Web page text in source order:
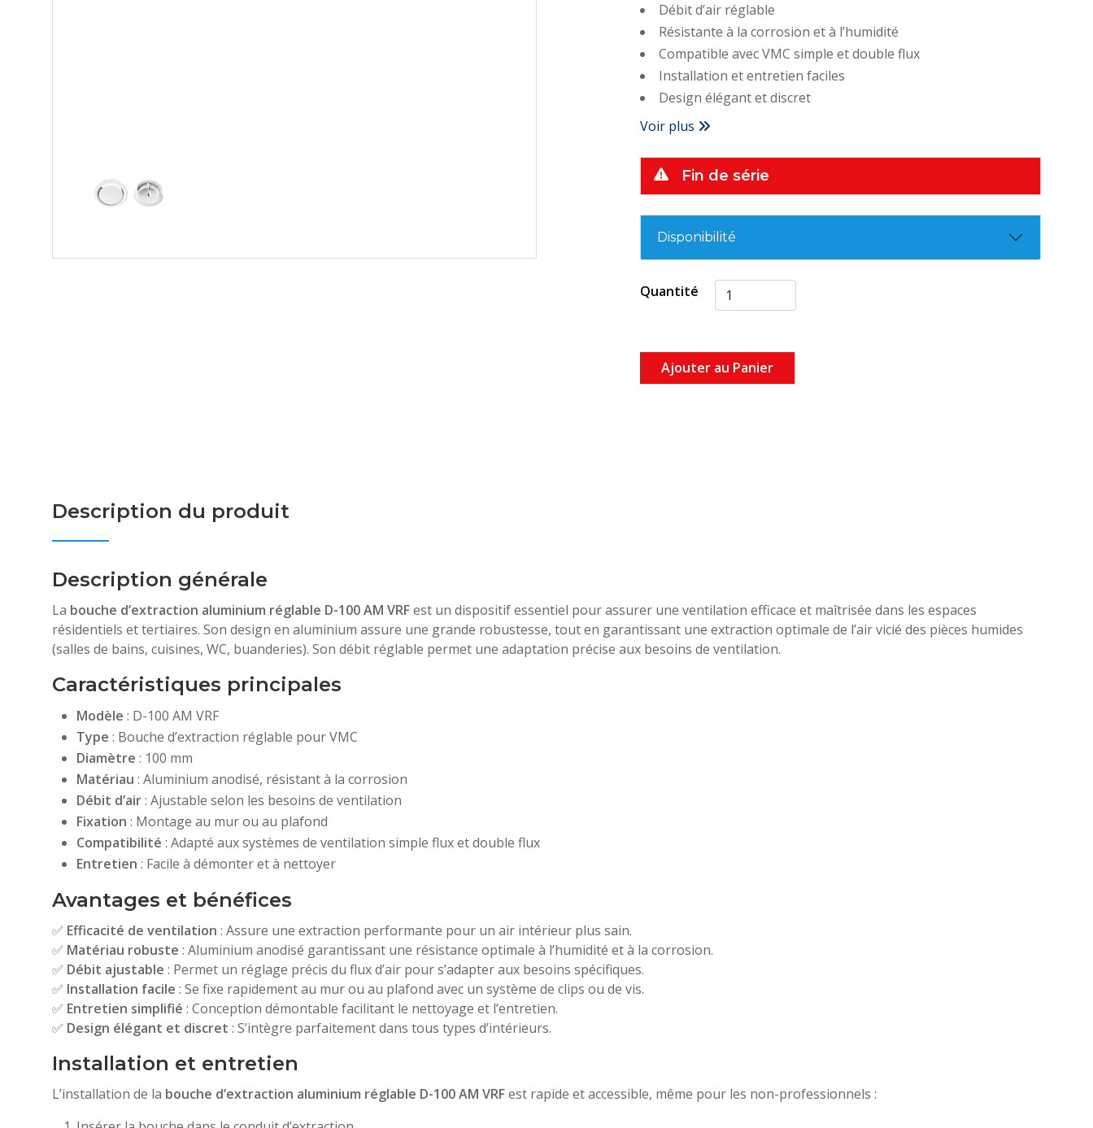
Débit d’air réglable
Résistante à la corrosion et à l’humidité
Compatible avec VMC simple et double flux
Installation et entretien faciles
Design élégant et discret
Voir plus
Fin de série
Disponibilité
Quantité
Ajouter au Panier
Description du produit
Description générale
La bouche d’extraction aluminium réglable D-100 AM VRFest un dispositif essentiel pour assurer une ventilation efficace et maîtrisée dans les espaces
résidentiels et tertiaires. Son design en aluminium assure une grande robustesse, tout en garantissant une extraction optimale de l’air vicié des pièces humides
(salles de bains, cuisines, WC, buanderies). Son débit réglable permet une adaptation précise aux besoins de ventilation.
Caractéristiques principales
Modèle : D-100 AM VRF
Type : Bouche d’extraction réglable pour VMC
Diamètre : 100 mm
Matériau : Aluminium anodisé, résistant à la corrosion
Débit d’air: Ajustable selon les besoins de ventilation
Fixation : Montage au mur ou au plafond
Compatibilité : Adapté aux systèmes de ventilation simple flux et double flux
Entretien : Facile à démonter et à nettoyer
Avantages et bénéfices
✅ Efficacité de ventilation : Assure une extraction performante pour un air intérieur plus sain.
✅ Matériau robuste : Aluminium anodisé garantissant une résistance optimale à l’humidité et à la corrosion.
✅ Débit ajustable : Permet un réglage précis du flux d’air pour s’adapter aux besoins spécifiques.
✅ Installation facile : Se fixe rapidement au mur ou au plafond avec un système de clips ou de vis.
✅ Entretien simplifié : Conception démontable facilitant le nettoyage et l’entretien.
✅ Design élégant et discret : S’intègre parfaitement dans tous types d’intérieurs.
Installation et entretien
L’installation de la bouche d’extraction aluminium réglable D-100 AM VRFest rapide et accessible, même pour les non-professionnels :